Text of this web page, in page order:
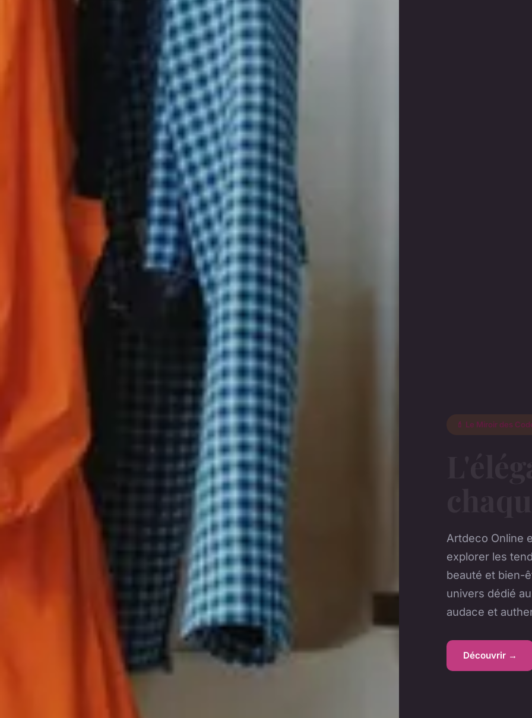
💄 Le Miroir des
Artdeco Online
explorer les
beauté et bien-
univers dédié
audace et
Découvrir →